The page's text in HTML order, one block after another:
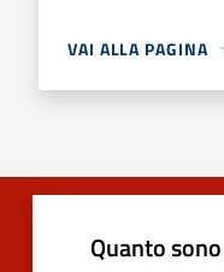
VAI ALLA PAGINA
Quanto